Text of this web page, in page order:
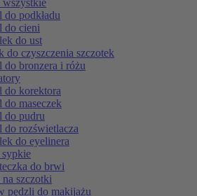
wszystkie
do podkładu
do cieni
do ust
do czyszczenia szczotek
do bronzera i różu
do korektora
do maseczek
do pudru
do rozświetlacza
do eyelinera
do brwi
szczotki
pędzli do makijażu